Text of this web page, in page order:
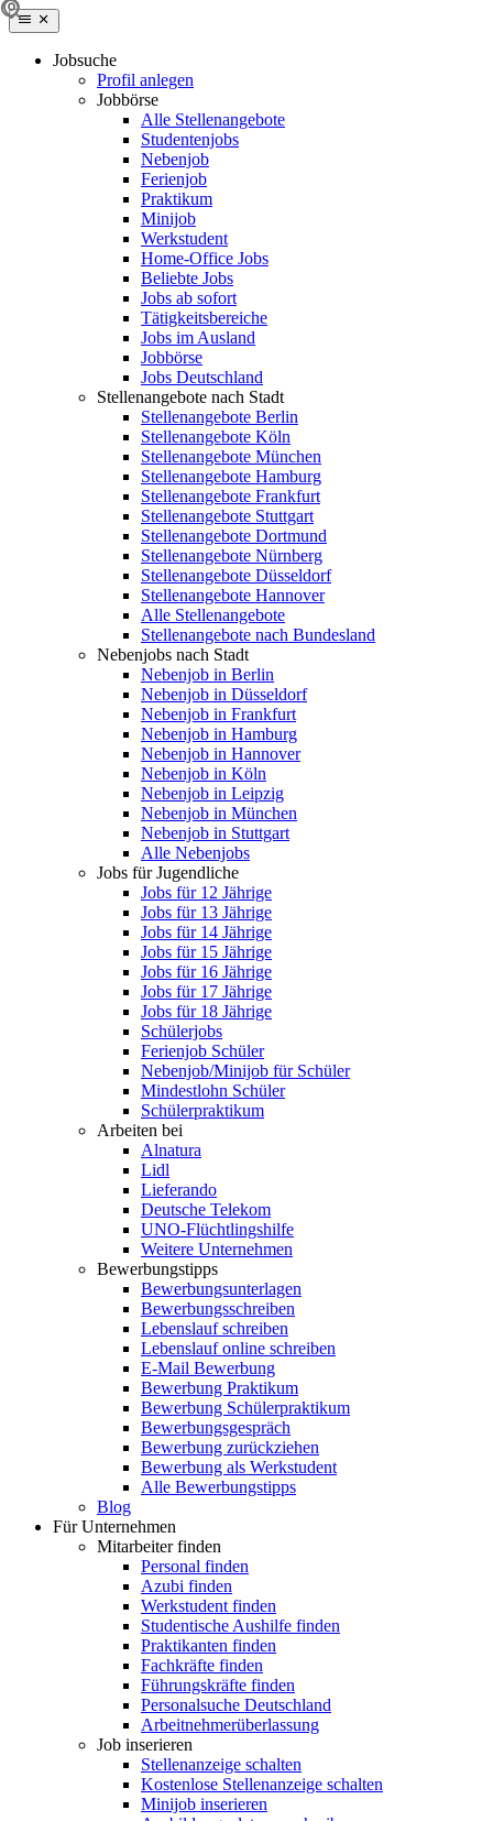
Jobsuche
Profil anlegen
Jobbörse
Alle Stellenangebote
Studentenjobs
Nebenjob
Ferienjob
Praktikum
Minijob
Werkstudent
Home-Office Jobs
Beliebte Jobs
Jobs ab sofort
Tätigkeitsbereiche
Jobs im Ausland
Jobbörse
Jobs Deutschland
Stellenangebote nach Stadt
Stellenangebote Berlin
Stellenangebote Köln
Stellenangebote München
Stellenangebote Hamburg
Stellenangebote Frankfurt
Stellenangebote Stuttgart
Stellenangebote Dortmund
Stellenangebote Nürnberg
Stellenangebote Düsseldorf
Stellenangebote Hannover
Alle Stellenangebote
Stellenangebote nach Bundesland
Nebenjobs nach Stadt
Nebenjob in Berlin
Nebenjob in Düsseldorf
Nebenjob in Frankfurt
Nebenjob in Hamburg
Nebenjob in Hannover
Nebenjob in Köln
Nebenjob in Leipzig
Nebenjob in München
Nebenjob in Stuttgart
Alle Nebenjobs
Jobs für Jugendliche
Jobs für 12 Jährige
Jobs für 13 Jährige
Jobs für 14 Jährige
Jobs für 15 Jährige
Jobs für 16 Jährige
Jobs für 17 Jährige
Jobs für 18 Jährige
Schülerjobs
Ferienjob Schüler
Nebenjob/Minijob für Schüler
Mindestlohn Schüler
Schülerpraktikum
Arbeiten bei
Alnatura
Lidl
Lieferando
Deutsche Telekom
UNO-Flüchtlingshilfe
Weitere Unternehmen
Bewerbungstipps
Bewerbungsunterlagen
Bewerbungsschreiben
Lebenslauf schreiben
Lebenslauf online schreiben
E-Mail Bewerbung
Bewerbung Praktikum
Bewerbung Schülerpraktikum
Bewerbungsgespräch
Bewerbung zurückziehen
Bewerbung als Werkstudent
Alle Bewerbungstipps
Blog
Für Unternehmen
Mitarbeiter finden
Personal finden
Azubi finden
Werkstudent finden
Studentische Aushilfe finden
Praktikanten finden
Fachkräfte finden
Führungskräfte finden
Personalsuche Deutschland
Arbeitnehmerüberlassung
Job inserieren
Stellenanzeige schalten
Kostenlose Stellenanzeige schalten
Minijob inserieren